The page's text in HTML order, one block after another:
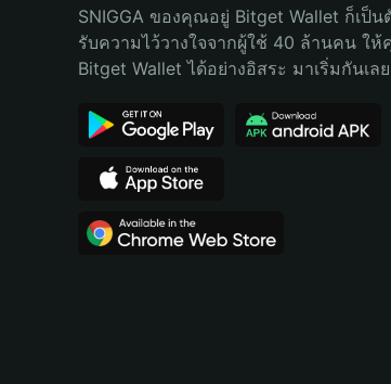
Português (Brasil)
SNIGGA ของคุณอยู่ Bitget Wallet ก็เป็
รับความไว้วางใจจากผู้ใช้ 40 ล้านคน ใ
Bitget Wallet ได้อย่างอิสระ มาเริ่มกันเล